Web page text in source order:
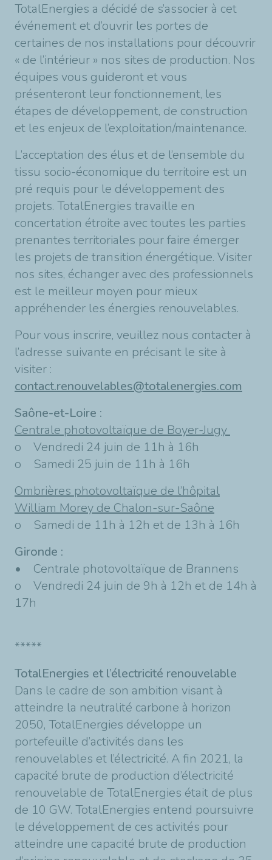
TotalEnergies a décidé de s’associer à cet
événement et d’ouvrir les portes de
certaines de nos installations pour découvrir
« de l’intérieur » nos sites de production. Nos
équipes vous guideront et vous
présenteront leur fonctionnement, les
étapes de développement, de construction
et les enjeux de l’exploitation/maintenance.
L’acceptation des élus et de l’ensemble du
tissu socio-économique du territoire est un
pré requis pour le développement des
projets. TotalEnergies travaille en
concertation étroite avec toutes les parties
prenantes territoriales pour faire émerger
les projets de transition énergétique. Visiter
nos sites, échanger avec des professionnels
est le meilleur moyen pour mieux
appréhender les énergies renouvelables.
Pour vous inscrire, veuillez nous contacter à
l’adresse suivante en précisant le site à
visiter :
contact.renouvelables@totalenergies.com
Saône-et-Loire :
Centrale photovoltaïque de Boyer-Jugy
o Vendredi 24 juin de 11h à 16h
o Samedi 25 juin de 11h à 16h
Ombrières photovoltaïque de l’hôpital
William Morey de Chalon-sur-Saône
o Samedi de 11h à 12h et de 13h à 16h
Gironde :
• Centrale photovoltaïque de Brannens
o Vendredi 24 juin de 9h à 12h et de 14h à
17h
*****
TotalEnergies et l’électricité renouvelable
Dans le cadre de son ambition visant à
atteindre la neutralité carbone à horizon
2050, TotalEnergies développe un
portefeuille d’activités dans les
renouvelables et l’électricité. A fin 2021, la
capacité brute de production d’électricité
renouvelable de TotalEnergies était de plus
de 10 GW. TotalEnergies entend poursuivre
le développement de ces activités pour
atteindre une capacité brute de production